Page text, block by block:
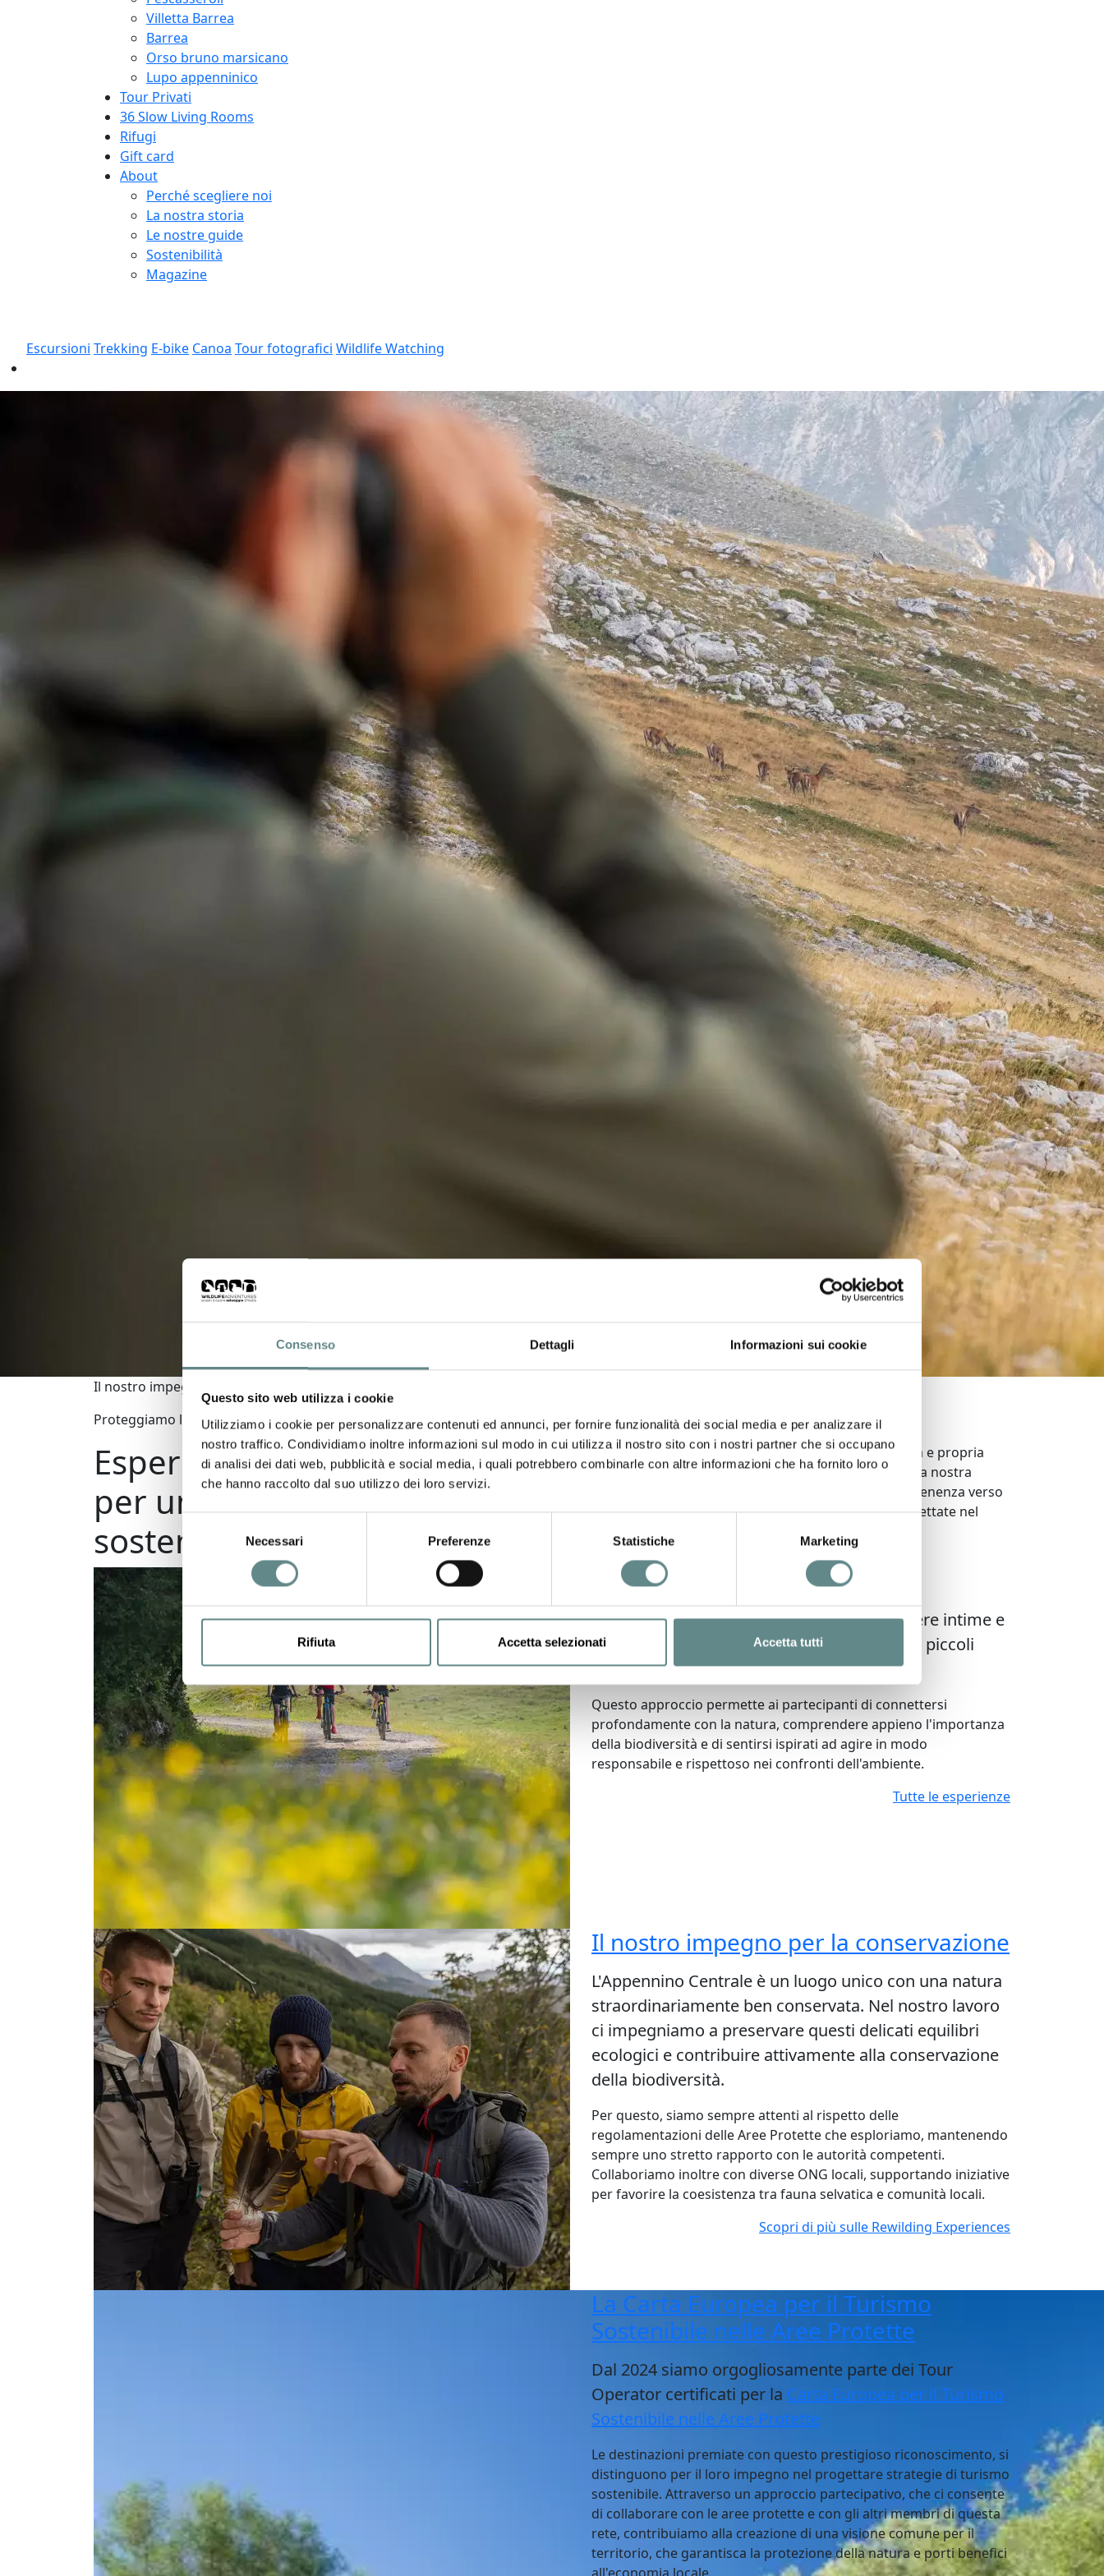
Consenso Dettagli Informazioni sui cookie
Questo sito web utilizza i cookie
Utilizziamo i cookie per personalizzare contenuti ed annunci, per fornire funzionalità dei social media e per analizzare il
nostro traffico. Condividiamo inoltre informazioni sul modo in cui utilizza il nostro sito con i nostri partner che si occupano
di analisi dei dati web, pubblicità e social media, i quali potrebbero combinarle con altre informazioni che ha fornito loro o
che hanno raccolto dal suo utilizzo dei loro servizi.
del
Necessari Preferenze Statistiche Marketing
Rifiuta Accetta selezionati Accetta tutti
Villetta Barrea
Barrea
Orso bruno marsicano
Lupo appenninico
Tour Privati
36 Slow Living Rooms
Rifugi
Gift card
About
Perché scegliere noi
La nostra storia
Le nostre guide
Sostenibilità
Magazine
Escursioni Trekking E-bike Canoa Tour fotografici Wildlife Watching
Il nostro impegno per la natura e la sostenibilità
Proteggiamo la biodiversità, valorizziamo le comunità locali e promuoviamo esperienze di turismo responsabile
Esperienze autentiche
per un futuro
sostenibile
La sostenibilità non è solo un principio guida, ma una vera e propria
filosofia che abbraccia ogni aspetto delle nostre attività. La nostra
missione è coltivare meraviglia, rispetto e senso di appartenenza verso
il mondo naturale, attraverso esperienze autentiche progettate nel
Piccoli ma grandi
Le nostre esperienze sono pensate per essere intime e
autentiche, grazie alla scelta di lavorare con piccoli
gruppi di persone.
Questo approccio permette ai partecipanti di connettersi
profondamente con la natura, comprendere appieno l'importanza
della biodiversità e di sentirsi ispirati ad agire in modo
responsabile e rispettoso nei confronti dell'ambiente.
Tutte le esperienze
Il nostro impegno per la conservazione
L'Appennino Centrale è un luogo unico con una natura
straordinariamente ben conservata. Nel nostro lavoro
ci impegniamo a preservare questi delicati equilibri
ecologici e contribuire attivamente alla conservazione
della biodiversità.
Per questo, siamo sempre attenti al rispetto delle
regolamentazioni delle Aree Protette che esploriamo, mantenendo
sempre uno stretto rapporto con le autorità competenti.
Collaboriamo inoltre con diverse ONG locali, supportando iniziative
per favorire la coesistenza tra fauna selvatica e comunità locali.
Scopri di più sulle Rewilding Experiences
La Carta Europea per il Turismo
Sostenibile nelle Aree Protette
Dal 2024 siamo orgogliosamente parte dei Tour
Operator certificati per la Carta Europea per il Turismo
Sostenibile nelle Aree Protette
Le destinazioni premiate con questo prestigioso riconoscimento, si
distinguono per il loro impegno nel progettare strategie di turismo
sostenibile. Attraverso un approccio partecipativo, che ci consente
di collaborare con le aree protette e con gli altri membri di questa
rete, contribuiamo alla creazione di una visione comune per il
territorio, che garantisca la protezione della natura e porti benefici